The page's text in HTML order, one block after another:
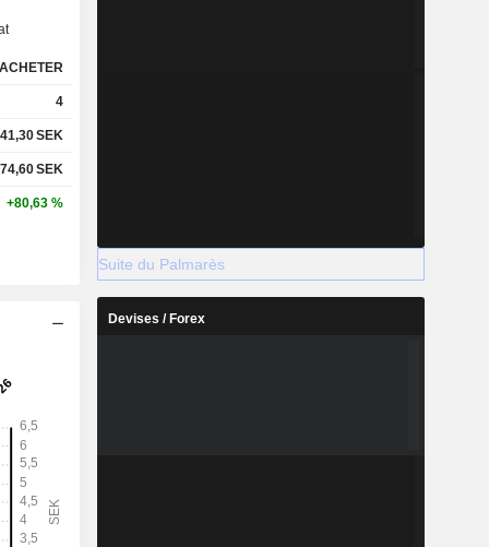
ACHETER
4
41,30SEK
74,60SEK
+80,63 %
Suite du Palmarès
Devises / Forex